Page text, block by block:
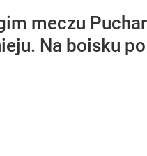
meczu
Na boisku